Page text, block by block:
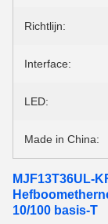
Richtlijn:
Interface:
LED:
Made in China:
MJF13T36UL-
10/100 basis-T